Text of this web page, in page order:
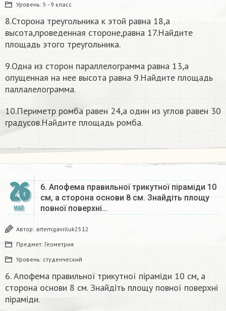
Уровень: 5 - 9 класс
8.Сторона треугольника к этой равна 18,а
высота,проведенная стороне,равна 17.Найдите
площадь этого треугольника.
9.Одна из сторон параллелограмма равна 13,а
опущенная на нее высота равна 9.Найдите площадь
паллалелограмма.
10.Периметр ромба равен 24,а один из углов равен 30
градусов.Найдите площадь ромба.
26
МАЙ
6. Апофема правильноï трикутної піраміди 10
см, а сторона основи 8 см. Знайдіть площу
повної поверхні…
Автор: artemgavriluk2512
Предмет: Геометрия
Уровень: студенческий
6. Апофема правильноï трикутної піраміди 10 см, а
сторона основи 8 см. Знайдіть площу повної поверхні
піраміди.